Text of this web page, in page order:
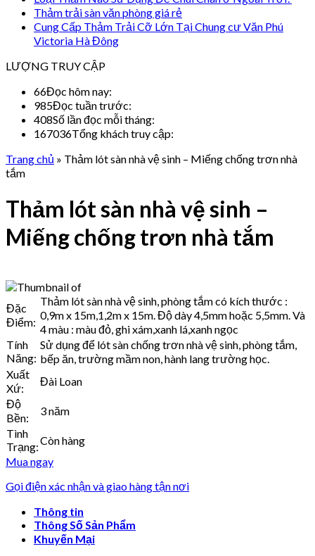
Thảm trải sàn văn phòng giá rẻ
Cung Cấp Thảm Trải Cỡ Lớn Tại Chung cư Văn Phú
Victoria Hà Đông
LƯỢNG TRUY CẬP
66Đọc hôm nay:
985Đọc tuần trước:
408Số lần đọc mỗi tháng:
167036Tổng khách truy cập:
Trang chủ » Thảm lót sàn nhà vệ sinh – Miếng chống trơn nhà
tắm
Thảm lót sàn nhà vệ sinh –
Miếng chống trơn nhà tắm
Đặc
Điểm:
Thảm lót sàn nhà vệ sinh, phòng tắm có kích thước :
0,9m x 15m,1,2m x 15m. Độ dày 4,5mm hoặc 5,5mm. Và
4 màu : màu đỏ, ghi xám,xanh lá,xanh ngọc
Tính
Năng:
Sử dụng để lót sàn chống trơn nhà vệ sinh, phòng tắm,
bếp ăn, trường mầm non, hành lang trường học.
Xuất
Xứ:
Đài Loan
Độ
Bền:
3 năm
Tình
Trạng:Còn hàng
Mua ngay
Gọi điện xác nhận và giao hàng tận nơi
Thông tin
Thông Số Sản Phẩm
Khuyến Mại